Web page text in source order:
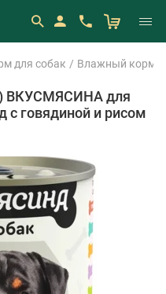
для собак Влажный корм
ВКУСМЯСИНА для
с говядиной и рисом